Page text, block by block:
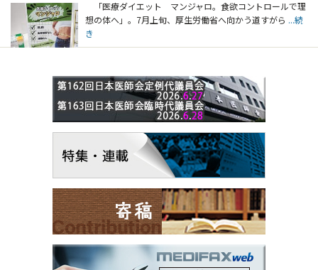
「医療ダイエット マンジャロ。食欲コントロールで理
想の体へ」。7月上旬、厚生労働省へ向かう道すがら ...続
き